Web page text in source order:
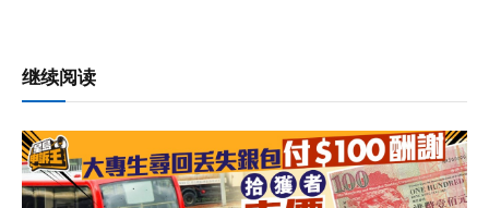
继续阅读